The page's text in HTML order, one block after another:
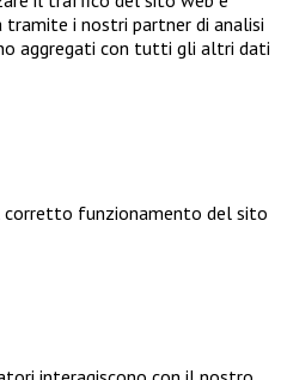
i nostri partner di analisi
aggregati con tutti gli altri dati
corretto funzionamento del sito